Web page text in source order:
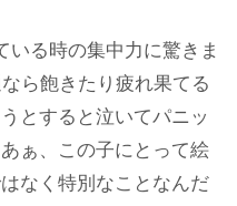
いる時の集中力に驚きま
ら飽きたり疲れ果てる
とすると泣いてパニッ
ぁ、この子にとって絵
なく特別なことなんだ